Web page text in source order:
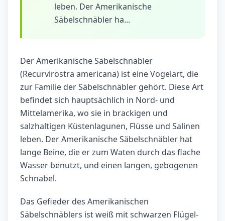
leben. Der Amerikanische
Säbelschnäbler ha...
Der Amerikanische Säbelschnäbler
(Recurvirostra americana) ist eine Vogelart, die
zur Familie der Säbelschnäbler gehört. Diese Art
befindet sich hauptsächlich in Nord- und
Mittelamerika, wo sie in brackigen und
salzhaltigen Küstenlagunen, Flüsse und Salinen
leben. Der Amerikanische Säbelschnäbler hat
lange Beine, die er zum Waten durch das flache
Wasser benutzt, und einen langen, gebogenen
Schnabel.
Das Gefieder des Amerikanischen
Säbelschnäblers ist weiß mit schwarzen Flügel-